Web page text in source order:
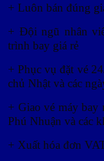
+ Luôn bán đúng
+ Đội ngũ nhân
trình bay giá rẻ
+ Phục vụ đặt vé
chủ Nhật và các
+ Giao vé máy bay
Phú Nhuận và các
+ Xuất hóa đơn